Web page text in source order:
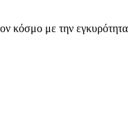
κόσμο με την εγκυρότητα